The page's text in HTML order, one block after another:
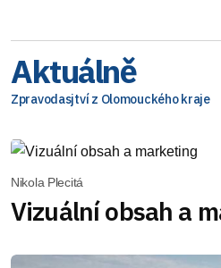
Aktuálně
Zpravodasjtví z Olomouckého kraje
Nikola Plecitá
Vizuální obsah a